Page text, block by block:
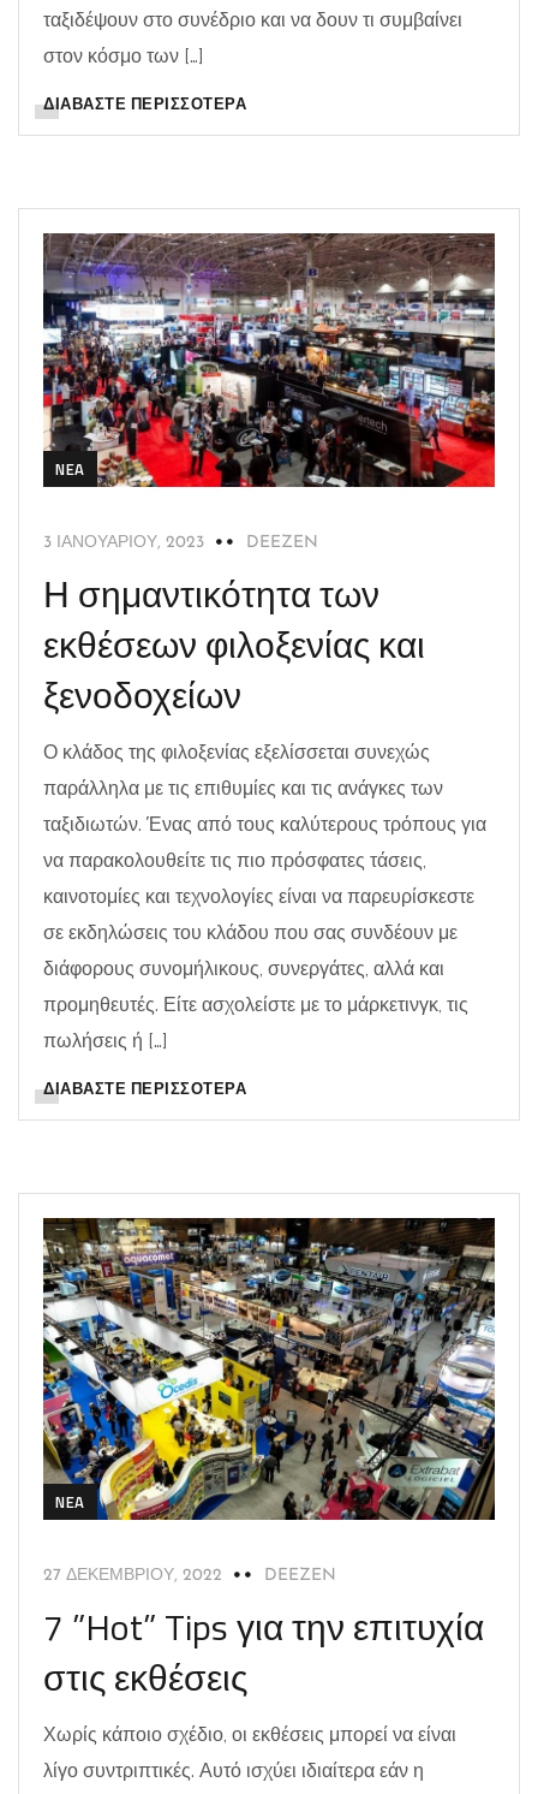
ταξιδέψουν στο συνέδριο και να δουν τι συμβαίνει
στον κόσμο των […]
ΔΙΑΒΆΣΤΕ ΠΕΡΙΣΣΌΤΕΡΑ
NEA
3 ΙΑΝΟΥΑΡΊΟΥ, 2023 DEEZEN
Η σημαντικότητα των
εκθέσεων φιλοξενίας και
ξενοδοχείων
Ο κλάδος της φιλοξενίας εξελίσσεται συνεχώς
παράλληλα με τις επιθυμίες και τις ανάγκες των
ταξιδιωτών. Ένας από τους καλύτερους τρόπους για
να παρακολουθείτε τις πιο πρόσφατες τάσεις,
καινοτομίες και τεχνολογίες είναι να παρευρίσκεστε
σε εκδηλώσεις του κλάδου που σας συνδέουν με
διάφορους συνομήλικους, συνεργάτες, αλλά και
προμηθευτές. Είτε ασχολείστε με το μάρκετινγκ, τις
πωλήσεις ή […]
ΔΙΑΒΆΣΤΕ ΠΕΡΙΣΣΌΤΕΡΑ
NEA
27 ΔΕΚΕΜΒΡΊΟΥ, 2022 DEEZEN
7 ”Hot” Tips για την επιτυχία
στις εκθέσεις
Χωρίς κάποιο σχέδιο, οι εκθέσεις μπορεί να είναι
λίγο συντριπτικές. Αυτό ισχύει ιδιαίτερα εάν η